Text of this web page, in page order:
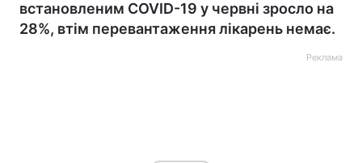
встановленим COVID-19 у червні зросло на
28%, втім перевантаження лікарень немає.
Реклама